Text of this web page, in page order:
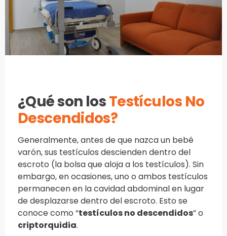
¿Qué son losTestículos No
Descendidos?
Generalmente, antes de que nazca un bebé
varón, sus testículos descienden dentro del
escroto (la bolsa que aloja a los testículos). Sin
embargo, en ocasiones, uno o ambos testículos
permanecen en la cavidad abdominal en lugar
de desplazarse dentro del escroto. Esto se
conoce como “testículos no descendidos” o
criptorquidia.